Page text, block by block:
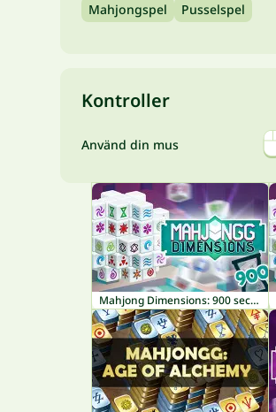
Mahjongspel Pusselspel
Kontroller
Använd din mus
Mahjong Dimensions: 900 seconds